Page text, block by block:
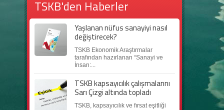
TSKB'den Haberler
Yaşlanan nüfus sanayiyi nasıl
değiştirecek?
TSKB Ekonomik Araştırmalar
tarafından hazırlanan “Sanayi ve
İnsan:...
TSKB kapsayıcılık çalışmalarını
Sarı Çizgi altında topladı
TSKB, kapsayıcılık ve fırsat eşitliği